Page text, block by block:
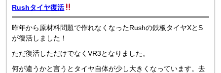
Rushタイヤ復活
昨年から原材料問題で作れなくなったRushの鉄板タイヤXとS
が復活しました！
ただ復活しただけでなくVR3となりました。
何が違うかと言うとタイヤ自体が少し大きくなっています。去